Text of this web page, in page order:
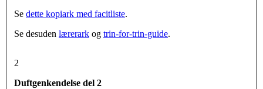
Se dette kopiark med facitliste.
Se desuden lærerark og trin-for-trin-guide.
2
Duftgenkendelse del 2